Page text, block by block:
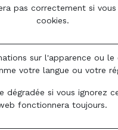
pas correctement si
cookies.
sur l'apparence ou
votre langue ou votre
dégradée si vous ignorez
fonctionnera toujours.